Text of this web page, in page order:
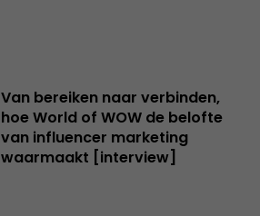
Van bereiken naar verbinden,
hoe World of WOW de belofte
van influencer marketing
waarmaakt [interview]